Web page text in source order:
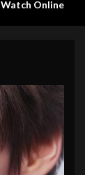
Watch Online